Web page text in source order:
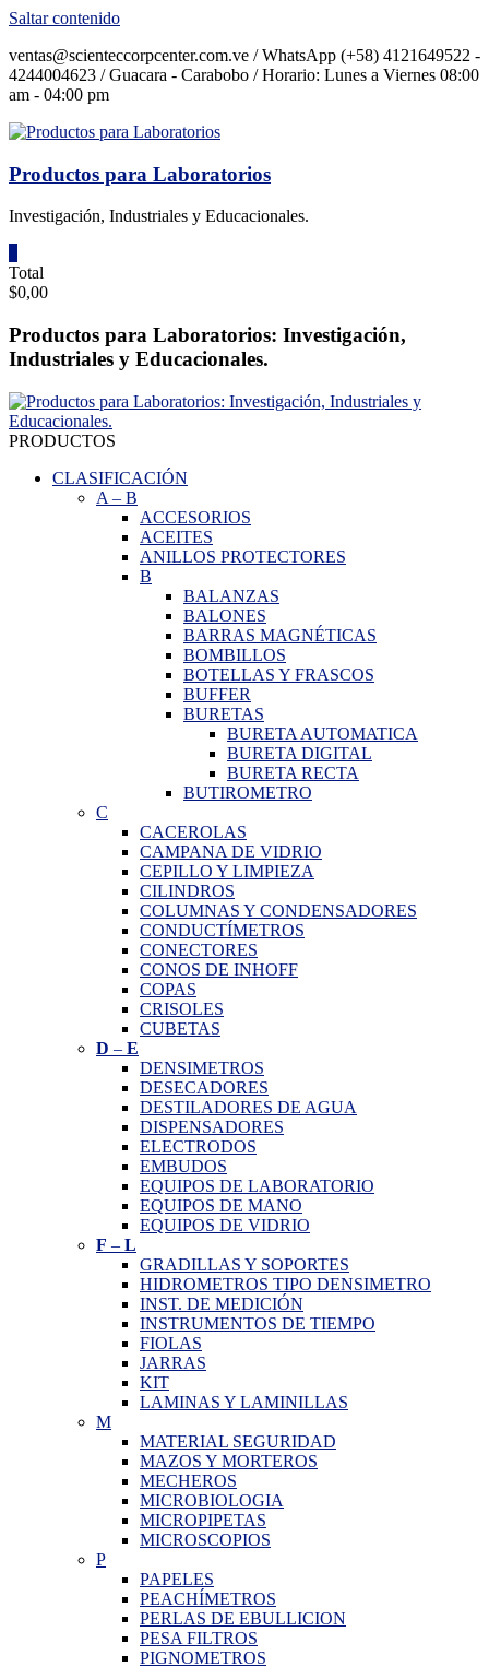
Saltar contenido
ventas@scienteccorpcenter.com.ve / WhatsApp (+58) 4121649522 -
4244004623 / Guacara - Carabobo / Horario: Lunes a Viernes 08:00
am - 04:00 pm
Productos para Laboratorios
Investigación, Industriales y Educacionales.
Total
$0,00
Productos para Laboratorios: Investigación,
Industriales y Educacionales.
PRODUCTOS
CLASIFICACIÓN
A – B
ACCESORIOS
ACEITES
ANILLOS PROTECTORES
B
BALANZAS
BALONES
BARRAS MAGNÉTICAS
BOMBILLOS
BOTELLAS Y FRASCOS
BUFFER
BURETAS
BURETA AUTOMATICA
BURETA DIGITAL
BURETA RECTA
BUTIROMETRO
C
CACEROLAS
CAMPANA DE VIDRIO
CEPILLO Y LIMPIEZA
CILINDROS
COLUMNAS Y CONDENSADORES
CONDUCTÍMETROS
CONECTORES
CONOS DE INHOFF
COPAS
CRISOLES
CUBETAS
D – E
DENSIMETROS
DESECADORES
DESTILADORES DE AGUA
DISPENSADORES
ELECTRODOS
EMBUDOS
EQUIPOS DE LABORATORIO
EQUIPOS DE MANO
EQUIPOS DE VIDRIO
F – L
GRADILLAS Y SOPORTES
HIDROMETROS TIPO DENSIMETRO
INST. DE MEDICIÓN
INSTRUMENTOS DE TIEMPO
FIOLAS
JARRAS
KIT
LAMINAS Y LAMINILLAS
M
MATERIAL SEGURIDAD
MAZOS Y MORTEROS
MECHEROS
MICROBIOLOGIA
MICROPIPETAS
MICROSCOPIOS
P
PAPELES
PEACHÍMETROS
PERLAS DE EBULLICION
PESA FILTROS
PIGNOMETROS